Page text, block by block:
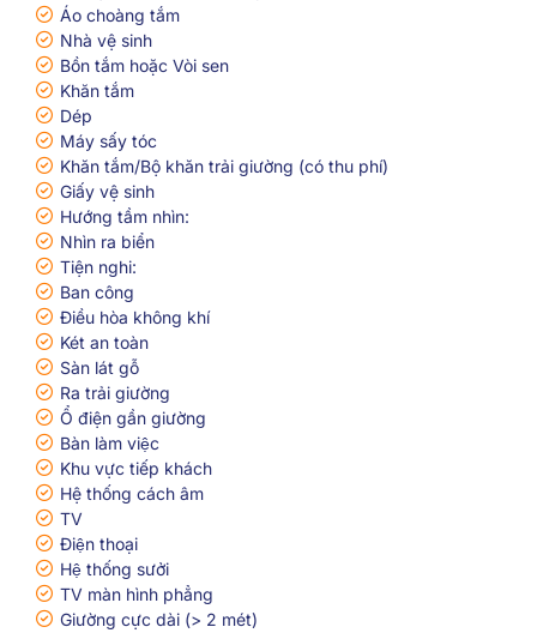
Áo choàng tắm
Nhà vệ sinh
Bồn tắm hoặc Vòi sen
Khăn tắm
Dép
Máy sấy tóc
Khăn tắm/Bộ khăn trải giường (có thu phí)
Giấy vệ sinh
Hướng tầm nhìn:
Nhìn ra biển
Tiện nghi:
Ban công
Điều hòa không khí
Két an toàn
Sàn lát gỗ
Ra trải giường
Ổ điện gần giường
Bàn làm việc
Khu vực tiếp khách
Hệ thống cách âm
TV
Điện thoại
Hệ thống sưởi
TV màn hình phẳng
Giường cực dài (> 2 mét)